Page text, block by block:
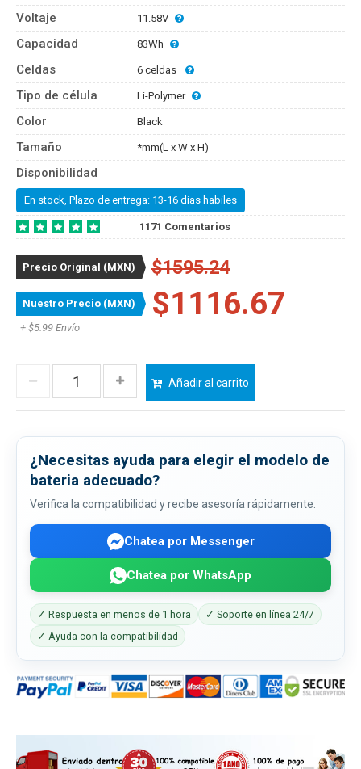
Voltaje 11.58V
Capacidad 83Wh
Celdas 6 celdas
Tipo de célula Li-Polymer
Color Black
Tamaño *mm(L x W x H)
Disponibilidad
En stock, Plazo de entrega: 13-16 dias habiles
1171 Comentarios
Precio Original (MXN) $1595.24
Nuestro Precio (MXN) $1116.67
+ $5.99 Envío
Añadir al carrito
¿Necesitas ayuda para elegir el modelo de
bateria adecuado?
Verifica la compatibilidad y recibe asesoría rápidamente.
Chatea por Messenger
Chatea por WhatsApp
✓ Respuesta en menos de 1 hora
✓ Soporte en línea 24/7
✓ Ayuda con la compatibilidad